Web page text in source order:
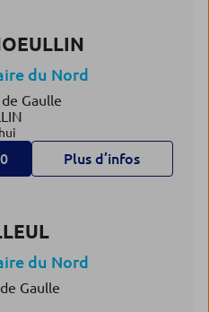
du Nord
Gaulle
Plus d’infos
du Nord
Gaulle